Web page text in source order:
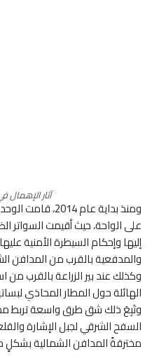
آثار الإهمال
ومنذ بداية عام
على الواحة، حيث أقيمت السواتر
إليها وإحكام السيطرة الأمنية
والمدفعية بالقرب من المدافن
وكذلك عند بير الزراعة بالقرب من
الهائلة حول المطار المحاذي
وتَبِعَ ذلك شق طرق واسعة تربط
السفح الشرقي لجبل الإشارة
مخترقةً المدافن الشمالية